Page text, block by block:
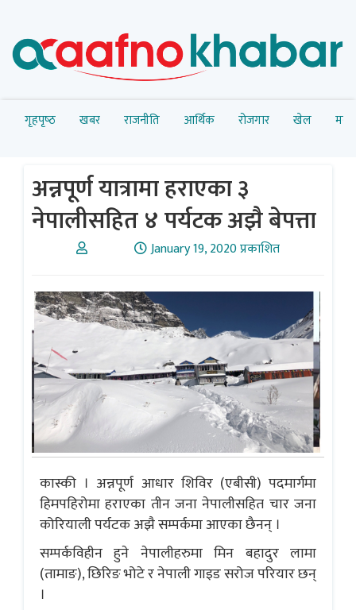
गृहपृष्‍ठ खबर राजनीति आर्थिक रोजगार खेल
अन्नपूर्ण यात्रामा हराएका ३
नेपालीसहित ४ पर्यटक अझै बेपत्ता
January 19, 2020 प्रकाशित
कास्की । अन्नपूर्ण आधार शिविर (एबीसी) पदमार्गमा
हिमपहिरोमा हराएका तीन जना नेपालीसहित चार जना
कोरियाली पर्यटक अझै सम्पर्कमा आएका छैनन् ।
सम्पर्कविहीन हुने नेपालीहरुमा मिन बहादुर लामा
(तामाङ), छिरिङ भोटे र नेपाली गाइड सरोज परियार छन्
।